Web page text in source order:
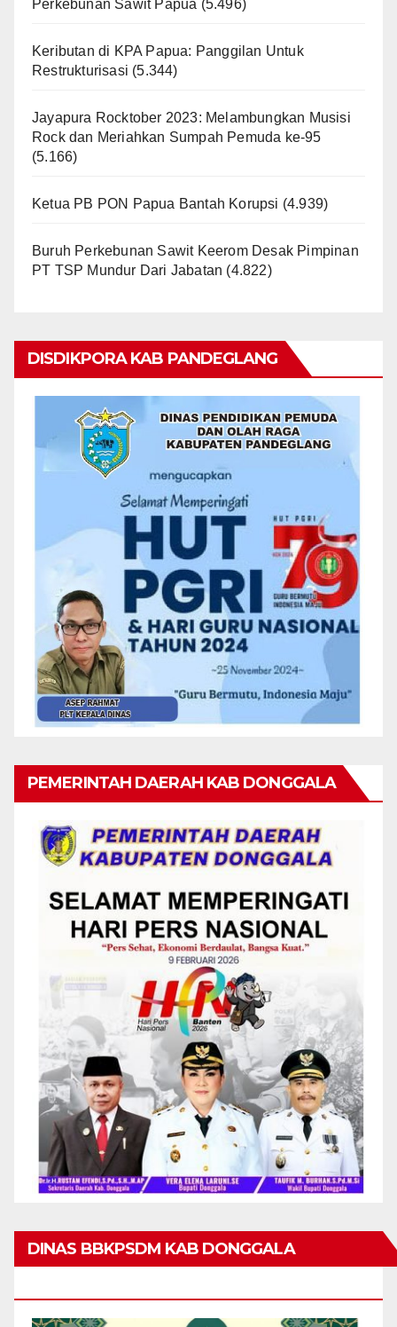
Perkebunan Sawit Papua (5.496)
Keributan di KPA Papua: Panggilan Untuk
Restrukturisasi (5.344)
Jayapura Rocktober 2023: Melambungkan Musisi
Rock dan Meriahkan Sumpah Pemuda ke-95
(5.166)
Ketua PB PON Papua Bantah Korupsi (4.939)
Buruh Perkebunan Sawit Keerom Desak Pimpinan
PT TSP Mundur Dari Jabatan (4.822)
DISDIKPORA KAB PANDEGLANG
PEMERINTAH DAERAH KAB DONGGALA
DINAS BBKPSDM KAB DONGGALA